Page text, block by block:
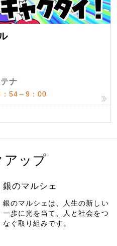
ナ
54～9：00
アップ
銀のマルシェ
銀のマルシェは、人生の新しい
一歩に光を当て、人と社会をつ
なぐ取り組みです。